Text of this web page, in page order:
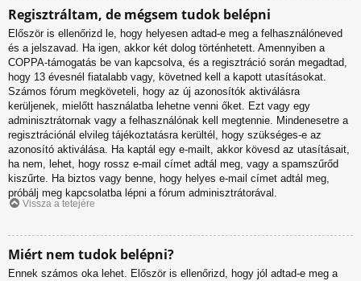
Regisztráltam, de mégsem tudok belépni
Először is ellenőrizd le, hogy helyesen adtad-e meg a felhasználóneved
és a jelszavad. Ha igen, akkor két dolog történhetett. Amennyiben a
COPPA-támogatás be van kapcsolva, és a regisztráció során megadtad,
hogy 13 évesnél fiatalabb vagy, követned kell a kapott utasításokat.
Számos fórum megköveteli, hogy az új azonosítók aktiválásra
kerüljenek, mielőtt használatba lehetne venni őket. Ezt vagy egy
adminisztrátornak vagy a felhasználónak kell megtennie. Mindenesetre a
regisztrációnál elvileg tájékoztatásra kerültél, hogy szükséges-e az
azonosító aktiválása. Ha kaptál egy e-mailt, akkor kövesd az utasításait,
ha nem, lehet, hogy rossz e-mail címet adtál meg, vagy a spamszűrőd
kiszűrte. Ha biztos vagy benne, hogy helyes e-mail címet adtál meg,
próbálj meg kapcsolatba lépni a fórum adminisztrátorával.
Vissza a tetejére
Miért nem tudok belépni?
Ennek számos oka lehet. Először is ellenőrizd, hogy jól adtad-e meg a